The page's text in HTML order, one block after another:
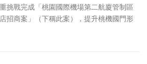
挑戰完成「桃園國際機場第二航廈管制區
招商案」（下稱此案），提升桃機國門形
肯定，榮獲由財政部主辦、譽為臺灣促參